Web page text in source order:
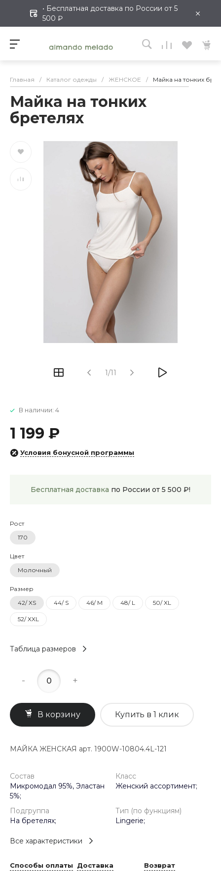
• Бесплатная доставка по России от 5
500 ₽
×
Главная / Каталог одежды / ЖЕНСКОЕ / Майка на тонких
Майка на тонких
бретелях
1/11
В наличии: 4
1 199 ₽
Условия бонусной программы
Бесплатная доставка по России от 5 500 ₽!
Рост
170
Цвет
Молочный
Размер
42/ XS
44/ S 46/ M 48/ L 50/ XL
52/ XXL
Таблица размеров
- +
В корзину Купить в 1 клик
МАЙКА ЖЕНСКАЯ арт. 1900W-10804.4L-121
Состав
Микромодал 95%, Эластан
5%;
Класс
Женский ассортимент;
Подгруппа
На бретелях;
Тип (по функциям)
Lingerie;
Все характеристики
Способы оплаты Доставка Возврат